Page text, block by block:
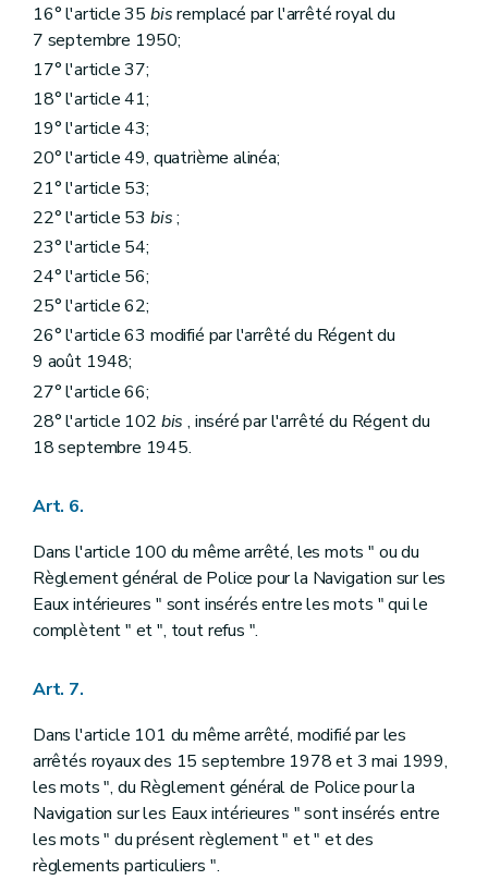
16° l'article 35 bisremplacé par l'arrêté royal du
7 septembre 1950;
17° l'article 37;
18° l'article 41;
19° l'article 43;
20° l'article 49, quatrième alinéa;
21° l'article 53;
22° l'article 53 bis;
23° l'article 54;
24° l'article 56;
25° l'article 62;
26° l'article 63 modifié par l'arrêté du Régent du
9 août 1948;
27° l'article 66;
28° l'article 102 bis , inséré par l'arrêté du Régent du
18 septembre 1945.
Art. 6.
Dans l'article 100 du même arrêté, les mots " ou du
Règlement général de Police pour la Navigation sur les
Eaux intérieures " sont insérés entre les mots " qui le
complètent " et ", tout refus ".
Art. 7.
Dans l'article 101 du même arrêté, modifié par les
arrêtés royaux des 15 septembre 1978 et 3 mai 1999,
les mots ", du Règlement général de Police pour la
Navigation sur les Eaux intérieures " sont insérés entre
les mots " du présent règlement " et " et des
règlements particuliers ".